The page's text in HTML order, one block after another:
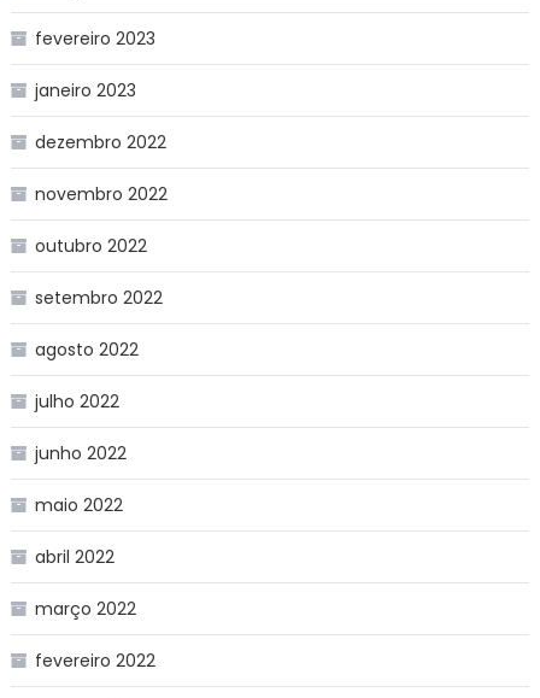
fevereiro 2023
janeiro 2023
dezembro 2022
novembro 2022
outubro 2022
setembro 2022
agosto 2022
julho 2022
junho 2022
maio 2022
abril 2022
março 2022
fevereiro 2022